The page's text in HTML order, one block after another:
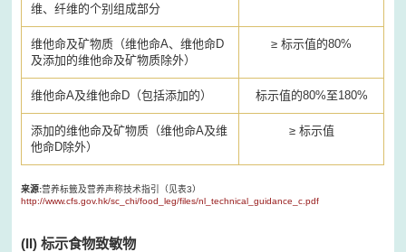
维、纤维的个别组成部分
维他命及矿物质（维他命A、维他命D
及添加的维他命及矿物质除外）
≥ 标示值的80%
维他命A及维他命D（包括添加的） 标示值的80%至180%
添加的维他命及矿物质（维他命A及维
他命D除外）
≥ 标示值
来源:营养标籤及营养声称技术指引（见表3）
http://www.cfs.gov.hk/sc_chi/food_leg/files/nl_technical_guidance_c.pdf
(II) 标示食物致敏物